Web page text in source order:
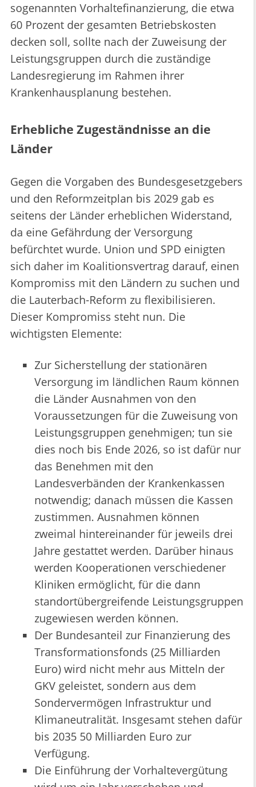
sogenannten Vorhaltefinanzierung, die etwa
60 Prozent der gesamten Betriebskosten
decken soll, sollte nach der Zuweisung der
Leistungsgruppen durch die zuständige
Landesregierung im Rahmen ihrer
Krankenhausplanung bestehen.
Erhebliche Zugeständnisse an die
Länder
Gegen die Vorgaben des Bundesgesetzgebers
und den Reformzeitplan bis 2029 gab es
seitens der Länder erheblichen Widerstand,
da eine Gefährdung der Versorgung
befürchtet wurde. Union und SPD einigten
sich daher im Koalitionsvertrag darauf, einen
Kompromiss mit den Ländern zu suchen und
die Lauterbach-Reform zu flexibilisieren.
Dieser Kompromiss steht nun. Die
wichtigsten Elemente:
Zur Sicherstellung der stationären
Versorgung im ländlichen Raum können
die Länder Ausnahmen von den
Voraussetzungen für die Zuweisung von
Leistungsgruppen genehmigen; tun sie
dies noch bis Ende 2026, so ist dafür nur
das Benehmen mit den
Landesverbänden der Krankenkassen
notwendig; danach müssen die Kassen
zustimmen. Ausnahmen können
zweimal hintereinander für jeweils drei
Jahre gestattet werden. Darüber hinaus
werden Kooperationen verschiedener
Kliniken ermöglicht, für die dann
standortübergreifende Leistungsgruppen
zugewiesen werden können.
Der Bundesanteil zur Finanzierung des
Transformationsfonds (25 Milliarden
Euro) wird nicht mehr aus Mitteln der
GKV geleistet, sondern aus dem
Sondervermögen Infrastruktur und
Klimaneutralität. Insgesamt stehen dafür
bis 2035 50 Milliarden Euro zur
Verfügung.
Die Einführung der Vorhaltevergütung